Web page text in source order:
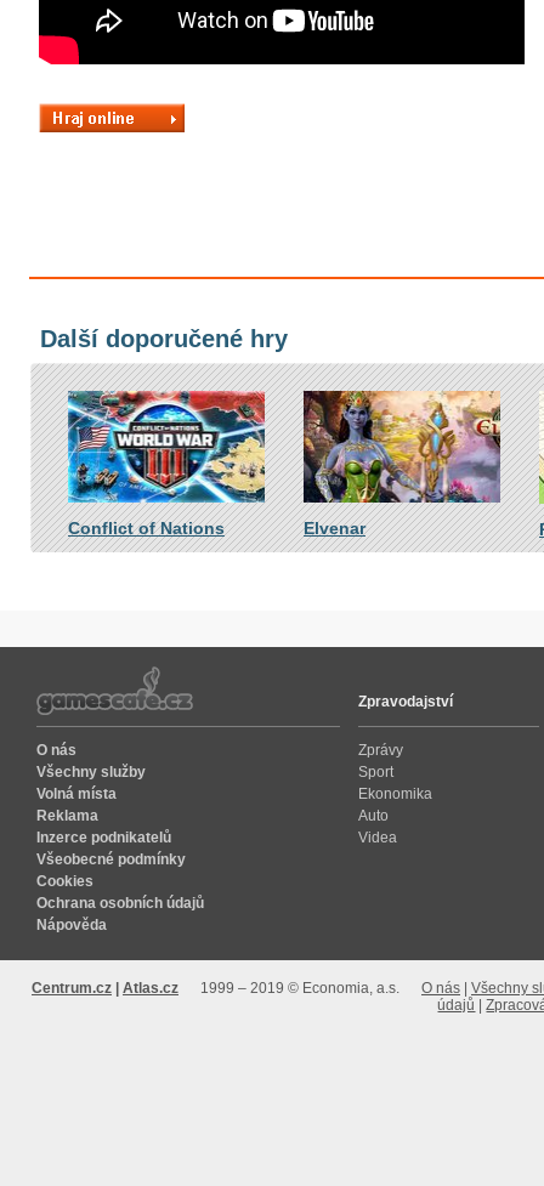
Další doporučené hry
Conflict of Nations Elvenar
O nás
Všechny služby
Volná místa
Reklama
Inzerce podnikatelů
Všeobecné podmínky
Cookies
Ochrana osobních údajů
Nápověda
Zpravodajství
Zprávy
Sport
Ekonomika
Auto
Videa
Centrum.cz Atlas.cz 1999 – 2019 © Economia, a.s. O nás
Všechny
údajů